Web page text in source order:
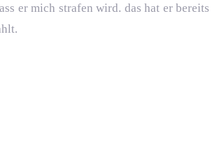
er mich strafen wird. das hat er bereits